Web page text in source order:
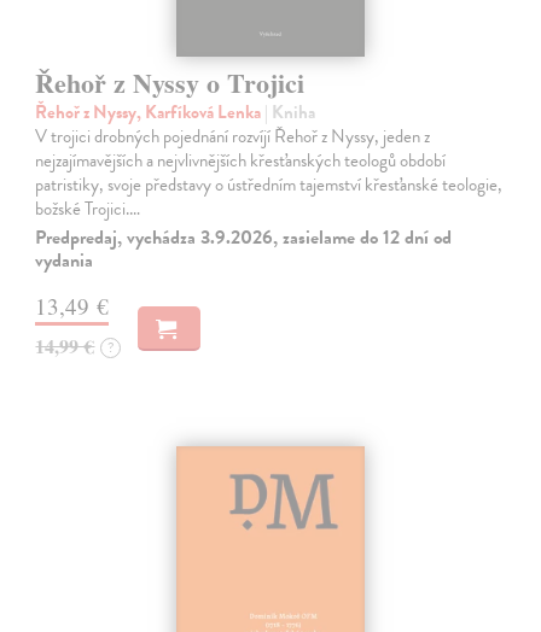
Řehoř z Nyssy o Trojici
Řehoř z Nyssy, Karfíková Lenka| Kniha
V trojici drobných pojednání rozvíjí Řehoř z Nyssy, jeden z
nejzajímavějších a nejvlivnějších křesťanských teologů období
patristiky, svoje představy o ústředním tajemství křesťanské teologie,
božské Trojici.…
Predpredaj, vychádza 3.9.2026, zasielame do 12 dní od
vydania
13,49 €
14,99 € ?